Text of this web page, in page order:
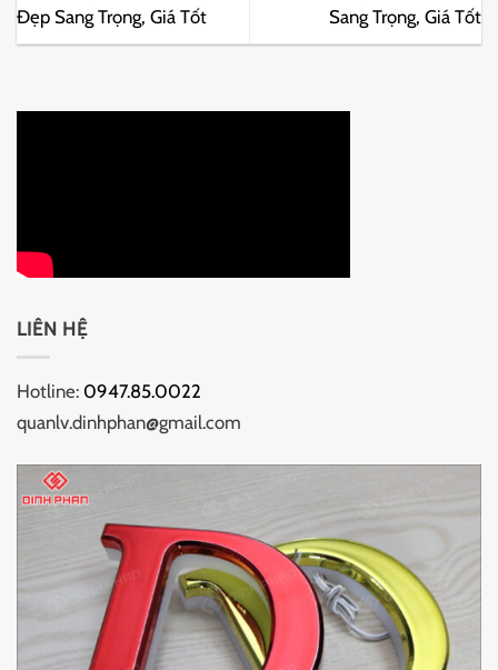
Đẹp Sang Trọng, Giá Tốt
Sang Trọng, Giá Tốt
LIÊN HỆ
Hotline: 0947.85.0022
quanlv.dinhphan@gmail.com